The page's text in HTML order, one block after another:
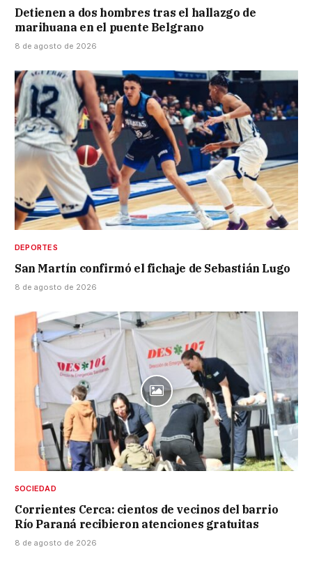
Detienen a dos hombres tras el hallazgo de
marihuana en el puente Belgrano
8 de agosto de 2026
DEPORTES
San Martín confirmó el fichaje de Sebastián Lugo
8 de agosto de 2026
SOCIEDAD
Corrientes Cerca: cientos de vecinos del barrio
Río Paraná recibieron atenciones gratuitas
8 de agosto de 2026